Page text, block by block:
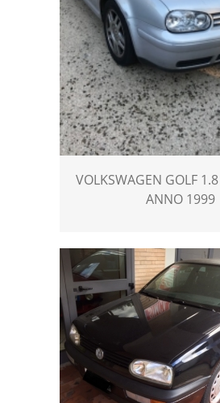
VOLKSWAGEN GOLF
ANNO 1999